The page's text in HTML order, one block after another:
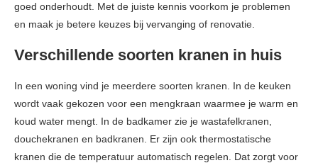
goed onderhoudt. Met de juiste kennis voorkom je problemen
en maak je betere keuzes bij vervanging of renovatie.
Verschillende soorten kranen in huis
In een woning vind je meerdere soorten kranen. In de keuken
wordt vaak gekozen voor een mengkraan waarmee je warm en
koud water mengt. In de badkamer zie je wastafelkranen,
douchekranen en badkranen. Er zijn ook thermostatische
kranen die de temperatuur automatisch regelen. Dat zorgt voor